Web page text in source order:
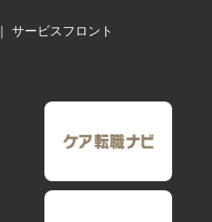
｜サービスフロント